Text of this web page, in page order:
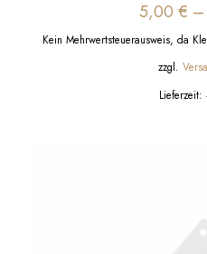
5,00 € –
Kein Mehrwertsteuerausweis, da
zzgl.
Lieferzeit: